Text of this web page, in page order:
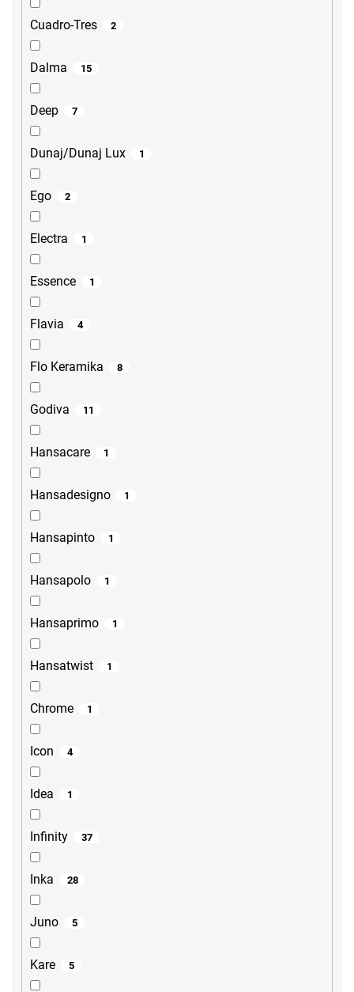
Cuadro-Tres 2
Dalma 15
Deep 7
Dunaj/Dunaj Lux 1
Ego 2
Electra 1
Essence 1
Flavia 4
Flo Keramika 8
Godiva 11
Hansacare 1
Hansadesigno 1
Hansapinto 1
Hansapolo 1
Hansaprimo 1
Hansatwist 1
Chrome 1
Icon 4
Idea 1
Infinity 37
Inka 28
Juno 5
Kare 5